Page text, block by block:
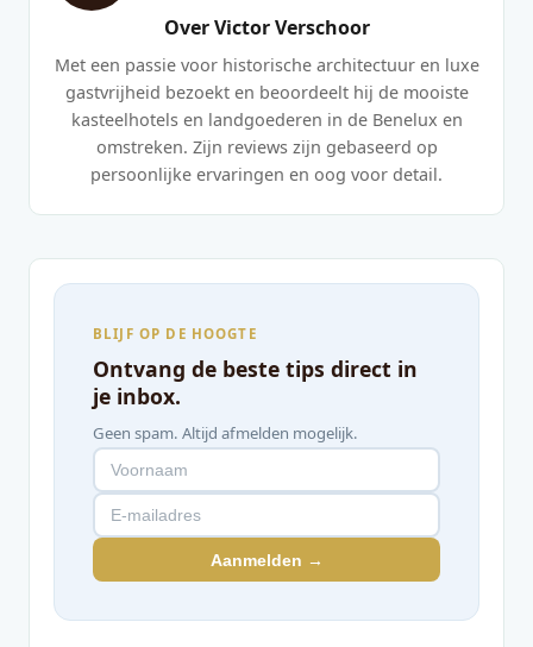
Over Victor Verschoor
Met een passie voor historische architectuur en luxe
gastvrijheid bezoekt en beoordeelt hij de mooiste
kasteelhotels en landgoederen in de Benelux en
omstreken. Zijn reviews zijn gebaseerd op
persoonlijke ervaringen en oog voor detail.
BLIJF OP DE HOOGTE
Ontvang de beste tips direct in
je inbox.
Geen spam. Altijd afmelden mogelijk.
Aanmelden →